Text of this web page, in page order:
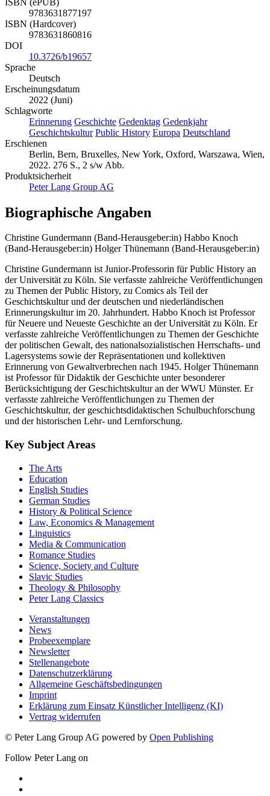
9783631877197
ISBN (Hardcover)
9783631860816
DOI
10.3726/b19657
Sprache
Deutsch
Erscheinungsdatum
2022 (Juni)
Schlagworte
Erinnerung Geschichte Gedenktag Gedenkjahr
Geschichtskultur Public History Europa Deutschland
Erschienen
Berlin, Bern, Bruxelles, New York, Oxford, Warszawa, Wien,
2022. 276 S., 2 s/w Abb.
Produktsicherheit
Peter Lang Group AG
Biographische Angaben
Christine Gundermann (Band-Herausgeber:in) Habbo Knoch
(Band-Herausgeber:in) Holger Thünemann (Band-Herausgeber:in)
Christine Gundermann ist Junior-Professorin für Public History an
der Universität zu Köln. Sie verfasste zahlreiche Veröffentlichungen
zu Themen der Public History, zu Comics als Teil der
Geschichtskultur und der deutschen und niederländischen
Erinnerungskultur im 20. Jahrhundert. Habbo Knoch ist Professor
für Neuere und Neueste Geschichte an der Universität zu Köln. Er
verfasste zahlreiche Veröffentlichungen zu Themen der Geschichte
der politischen Gewalt, des nationalsozialistischen Herrschafts- und
Lagersystems sowie der Repräsentationen und kollektiven
Erinnerung von Gewaltverbrechen nach 1945. Holger Thünemann
ist Professor für Didaktik der Geschichte unter besonderer
Berücksichtigung der Geschichtskultur an der WWU Münster. Er
verfasste zahlreiche Veröffentlichungen zu Themen der
Geschichtskultur, der geschichtsdidaktischen Schulbuchforschung
und der historischen Lehr- und Lernforschung.
Key Subject Areas
The Arts
Education
English Studies
German Studies
History & Political Science
Law, Economics & Management
Linguistics
Media & Communication
Romance Studies
Science, Society and Culture
Slavic Studies
Theology & Philosophy
Peter Lang Classics
Veranstaltungen
News
Probeexemplare
Newsletter
Stellenangebote
Datenschutzerklärung
Allgemeine Geschäftsbedingungen
Imprint
Erklärung zum Einsatz Künstlicher Intelligenz (KI)
Vertrag widerrufen
© Peter Lang Group AG powered by Open Publishing
Follow Peter Lang on